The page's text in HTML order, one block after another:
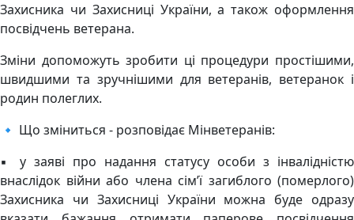
Захисника чи Захисниці України, а також оформлення
посвідчень ветерана.
Зміни допоможуть зробити ці процедури простішими,
швидшими та зручнішими для ветеранів, ветеранок і
родин полеглих.
🔹 Що зміниться - розповідає Мінветеранів:
▪️ у заяві про надання статусу особи з інвалідністю
внаслідок війни або члена сім’ї загиблого (померлого)
Захисника чи Захисниці України можна буде одразу